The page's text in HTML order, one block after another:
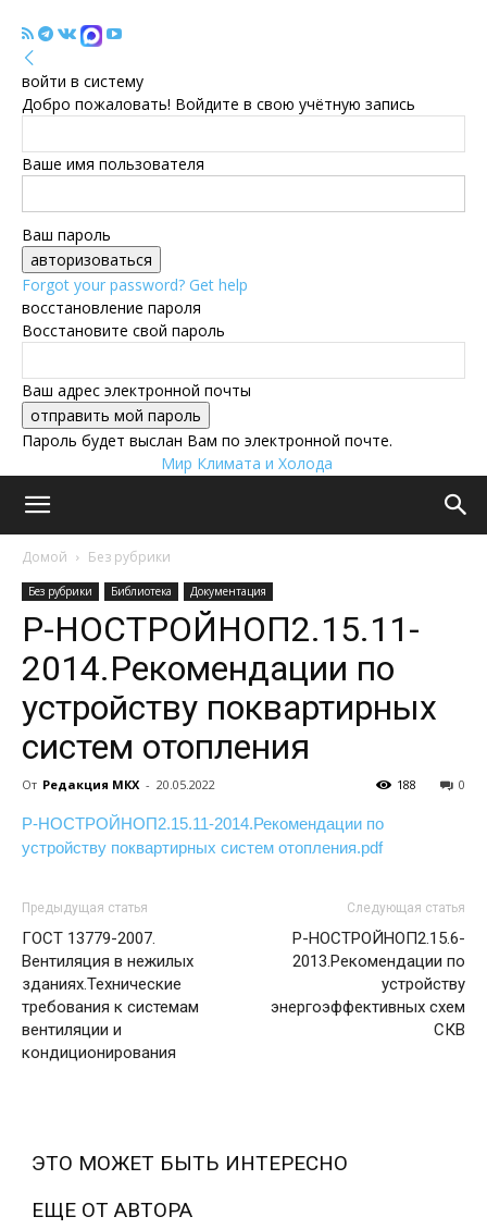
войти в систему
Добро пожаловать! Войдите в свою учётную запись
Ваше имя пользователя
Ваш пароль
Forgot your password? Get help
восстановление пароля
Восстановите свой пароль
Ваш адрес электронной почты
Пароль будет выслан Вам по электронной почте.
Мир Климата и Холода
Домой Без рубрики
Без рубрики Библиотека Документация
Р-НОСТРОЙНОП2.15.11-
2014.Рекомендации по
устройству поквартирных
систем отопления
От Редакция МКХ - 20.05.2022 0
188
Р-НОСТРОЙНОП2.15.11-2014.Рекомендации по
устройству поквартирных систем отопления.pdf
Предыдущая статья
ГОСТ 13779-2007.
Вентиляция в нежилых
зданиях.Технические
требования к системам
вентиляции и
кондиционирования
Следующая статья
Р-НОСТРОЙНОП2.15.6-
2013.Рекомендации по
устройству
энергоэффективных схем
СКВ
ЭТО МОЖЕТ БЫТЬ ИНТЕРЕСНО
ЕЩЕ ОТ АВТОРА